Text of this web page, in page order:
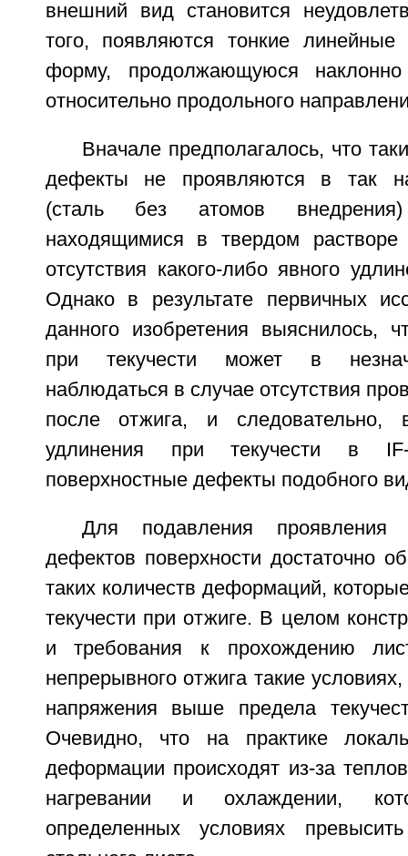
внешний вид становится
того, появляются тонкие
форму, продолжающуюся
относительно продольного
Вначале предполагалось, что
дефекты не проявляются в так
(сталь без атомов
находящимися в твердом
отсутствия какого-либо явного
Однако в результате первичных
данного изобретения выяснилось,
при текучести может в
наблюдаться в случае отсутствия
после отжига, и следовательно,
удлинения при текучести в IF-
поверхностные дефекты подобного
Для подавления
дефектов поверхности достаточно
таких количеств деформаций,
текучести при отжиге. В целом
и требования к прохождению
непрерывного отжига такие
напряжения выше предела
Очевидно, что на практике
деформации происходят из-за
нагревании и охлаждении,
определенных условиях